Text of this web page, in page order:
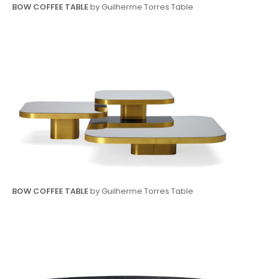
BOW COFFEE TABLEby Guilherme Torres Table
BOW COFFEE TABLEby Guilherme Torres Table